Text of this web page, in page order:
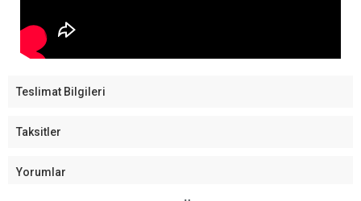
Teslimat Bilgileri
Taksitler
Yorumlar